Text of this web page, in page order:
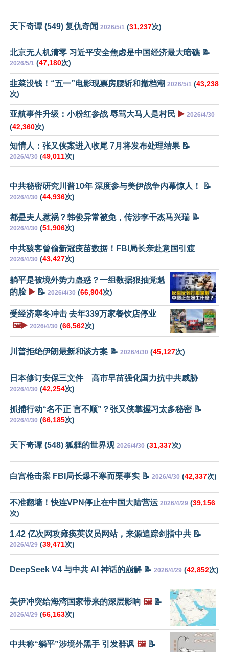
天下奇谭 (549) 复仇奇闻 2026/5/1 (31,237次)
北京无人机清零 习近平安全焦虑是中国经济最大暗礁 📝
2026/5/1 (47,180次)
韭菜没钱！“五一”电影现票房腰斩和撤档潮 2026/5/1 (43,238
次)
亚航事件升级：小粉红参战 辱骂大马人是村民 ▶️ 2026/4/30
(42,360次)
知情人：张又侠案进入收尾 7月将发布处理结果 📝
2026/4/30 (49,011次)
中共秘密研究川普10年 深度参与美伊战争内幕惊人！ 📝
2026/4/30 (44,936次)
都是夫人惹祸？韩俊异常被免，传涉李干杰马兴瑞 📝
2026/4/30 (51,906次)
中共骇客曾偷新冠疫苗数据！FBI局长亲赴意国引渡
2026/4/30 (43,427次)
躺平是被境外势力蛊惑？一组数据狠抽党魁
的脸 ▶️ 📝 2026/4/30 (66,904次)
受经济寒冬冲击 去年339万家餐饮店停业
🖼️▶️ 2026/4/30 (66,562次)
川普拒绝伊朗最新和谈方案 📝 2026/4/30 (45,127次)
日本修订安保三文件 高市早苗强化国力抗中共威胁
2026/4/30 (42,254次)
抓捕行动“名不正 言不顺”？张又侠掌握习太多秘密 📝
2026/4/30 (66,185次)
天下奇谭 (548) 狐貍的世界观 2026/4/30 (31,337次)
白宫枪击案 FBI局长爆不寒而栗事实 📝 2026/4/30 (42,337次)
不准翻墙！快连VPN停止在中国大陆营运 2026/4/29 (39,156
次)
1.42 亿次网攻瘫痪英议员网站，来源追踪剑指中共 📝
2026/4/29 (39,471次)
DeepSeek V4 与中共 AI 神话的崩解 📝 2026/4/29 (42,852次)
美伊冲突给海湾国家带来的深层影响 🖼️📝
2026/4/29 (66,163次)
中共称“躺平”涉境外黑手 引发群讽 🖼️📝